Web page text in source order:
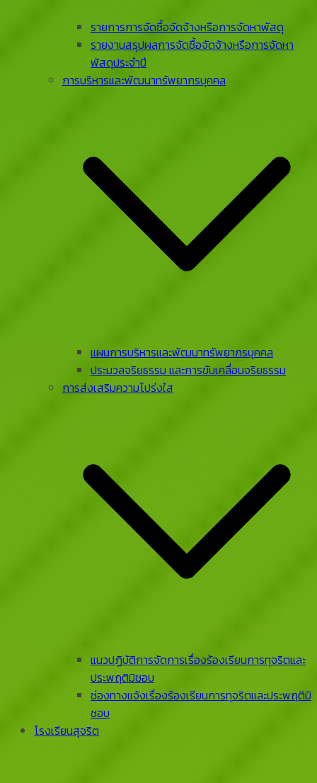
รายการการจัดซื้อจัดจ้างหรือการจัดหาพัสดุ
รายงานสรุปผลการจัดซื้อจัดจ้างหรือการจัดหา
พัสดุประจําปี
การบริหารและพัฒนาทรัพยากรบุคคล
แผนการบริหารและพัฒนาทรัพยากรบุคคล
ประมวลจริยธรรม และการขับเคลื่อนจริยธรรม
การส่งเสริมความโปร่งใส
แนวปฏิบัติการจัดการเรื่องร้องเรียนการทุจริตและ
ประพฤติมิชอบ
ช่องทางแจ้งเรื่องร้องเรียนการทุจริตและประพฤติมิ
ชอบ
โรงเรียนสุจริต